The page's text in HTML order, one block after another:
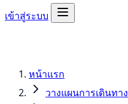
เข้าสู่ระบบ
หน้าแรก
วางแผนการเดินทาง